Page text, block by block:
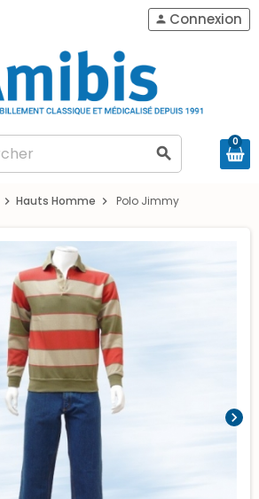
search
person Connexion
0
chevron_right Hauts Homme chevron_right Polo Jimmy
chevron_right